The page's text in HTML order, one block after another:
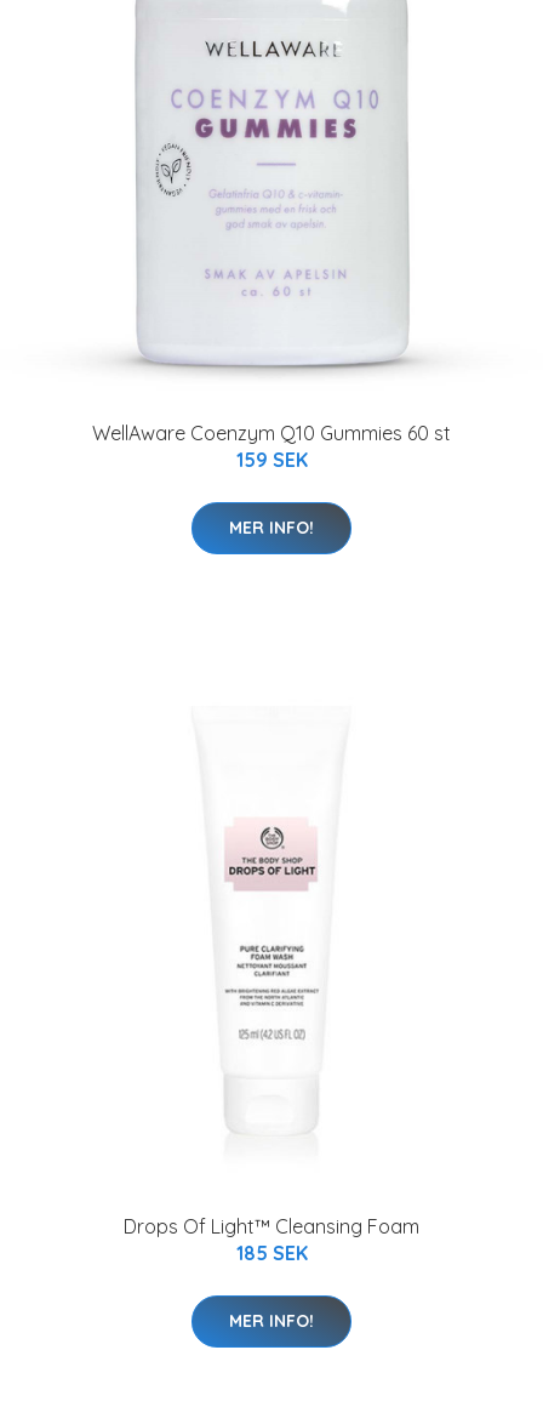
WellAware Coenzym Q10 Gummies 60 st
159 SEK
MER INFO!
Drops Of Light™ Cleansing Foam
185 SEK
MER INFO!